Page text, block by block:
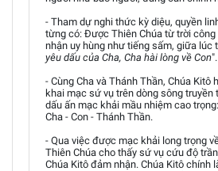
- Tham dự nghi thức kỳ diệu, quyền
từng có: Được Thiên Chúa từ trời
nhận uy hùng như tiếng sấm, giữa lúc
yêu dấu của Cha, Cha hài lòng về Con".
- Cùng Cha và Thánh Thần, Chúa Kitô
khai mạc sứ vụ trên dòng sông
dấu ấn mạc khải mầu nhiệm cao
Cha - Con - Thánh Thần.
- Qua việc được mạc khải long trọng
Thiên Chúa cho thấy sứ vụ cứu độ
Chúa Kitô đảm nhận. Chúa Kitô chính